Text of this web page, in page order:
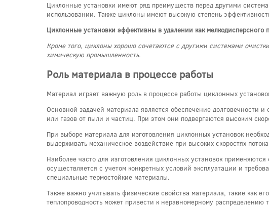
Циклонные установки имеют ряд преимуществ перед другими
использовании. Также циклоны имеют высокую степень
Циклонные установки эффективны в удалении как
Кроме того, циклоны хорошо сочетаются с другими системами
химическую промышленность.
Роль материала в процессе работы
Материал играет важную роль в процессе работы циклонных
Основной задачей материала является обеспечение долговечности
или газов от пыли и частиц. При этом они подвергаются высоким
При выборе материала для изготовления циклонных установок
выдерживать механическое воздействие при высоких скоростях
Наиболее часто для изготовления циклонных установок
осуществляется с учетом конкретных условий эксплуатации и
специальные термостойкие материалы.
Также важно учитывать физические свойства материала, такие как
теплопроводность может привести к неравномерному